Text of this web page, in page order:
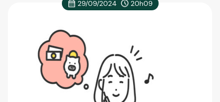
29/09/2024 20h09